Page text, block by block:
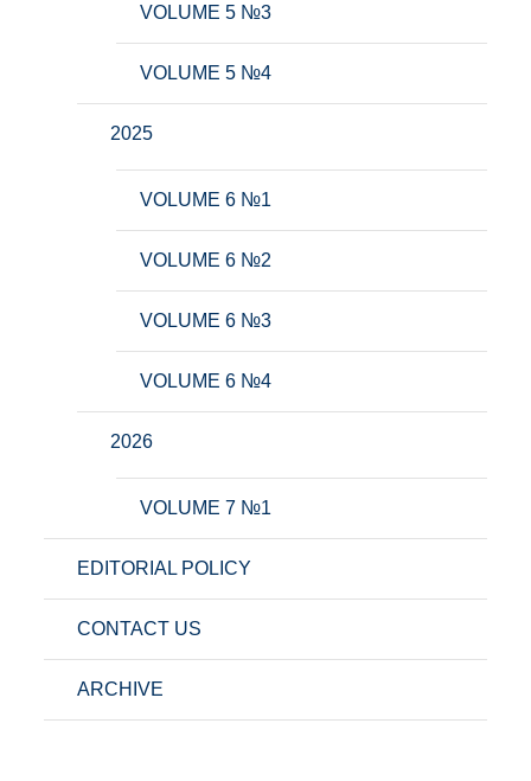
VOLUME 5 №3
VOLUME 5 №4
2025
VOLUME 6 №1
VOLUME 6 №2
VOLUME 6 №3
VOLUME 6 №4
2026
VOLUME 7 №1
EDITORIAL POLICY
CONTACT US
ARCHIVE